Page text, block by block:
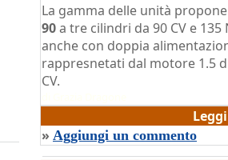
La gamma delle unità
90a tre cilindri da 90 CV e 135
anche con doppia
rappresnetati dal motore 1.5
CV.
» Aggiungi un commento